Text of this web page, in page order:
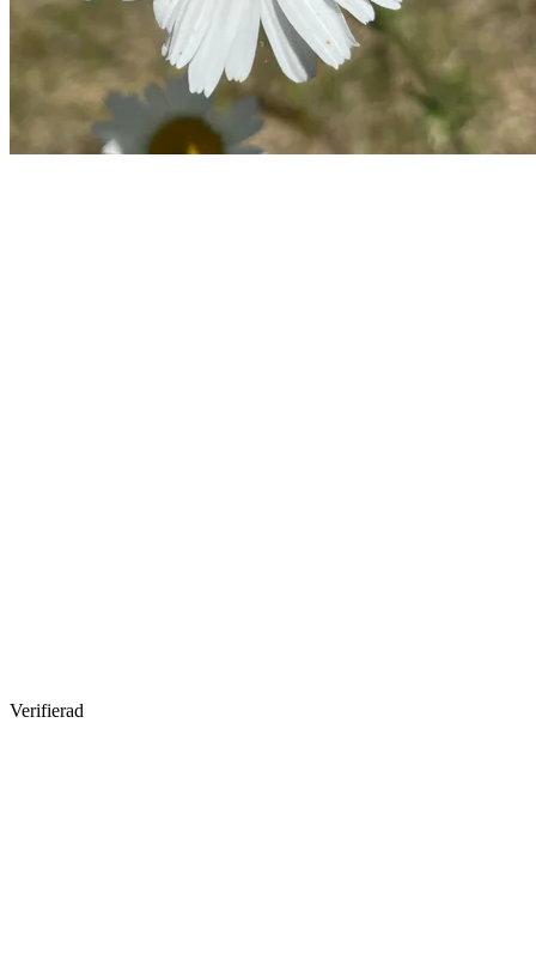
Verifierad